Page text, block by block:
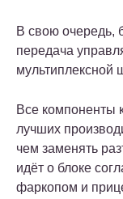
В свою очередь,
передача
мультиплексной
Все компоненты
лучших
чем заменять
идёт о блоке
фаркопом и